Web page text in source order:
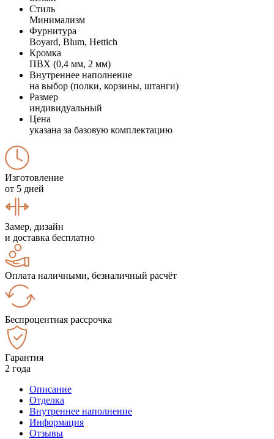
Стиль
Минимализм
Фурнитура
Boyard, Blum, Hettich
Кромка
ПВХ (0,4 мм, 2 мм)
Внутреннее наполнение
на выбор (полки, корзины, штанги)
Размер
индивидуальный
Цена
указана за базовую комплектацию
Изготовление
от 5 дней
Замер, дизайн
и доставка бесплатно
Оплата наличными, безналичный расчёт
Беспроцентная рассрочка
Гарантия
2 года
Описание
Отделка
Внутреннее наполнение
Информация
Отзывы